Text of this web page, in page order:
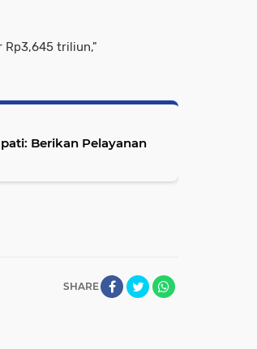
Rp3,645 triliun,"
Berikan Pelayanan
SHARE